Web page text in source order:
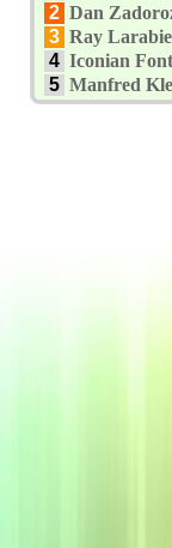
2 Dan
3 Ray Larabie
4 Iconian
5 Manfred